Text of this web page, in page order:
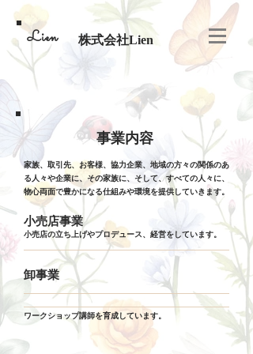
Lien 株式会社Lien
​事業内容
家族、取引先、お客様、協力企業、地域の方々の関係のあ
る人々や企業に、その家族に、そして、すべての人々に、
物心両面で豊かになる仕組みや環境を提供していきます。
小売店事業
小売店の立ち上げやプロデュース、経営をしています。
卸事業
ワークショップ講師を育成しています。